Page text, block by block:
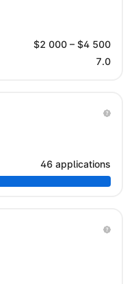
$2 000 – $4 500
7.0
46 applications